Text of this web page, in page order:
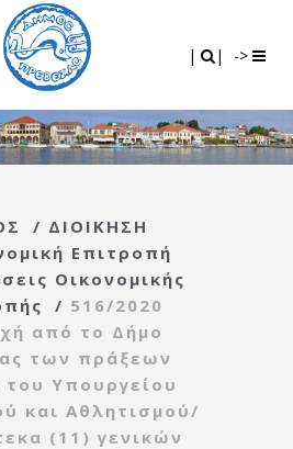
| | ->
/ ΔΙΟΙΚΗΣΗ
Επιτροπή
Οικονομικής
/ 516/2020
από το Δήμο
των πράξεων
του Υπουργείου
και Αθλητισμού/
(11) γενικών